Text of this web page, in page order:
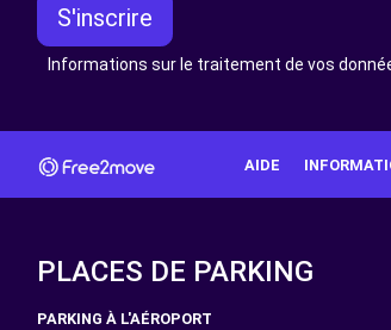
S'inscrire
Informations sur le traitement de vos
AIDE
PLACES DE PARKING
PARKING À L'AÉROPORT